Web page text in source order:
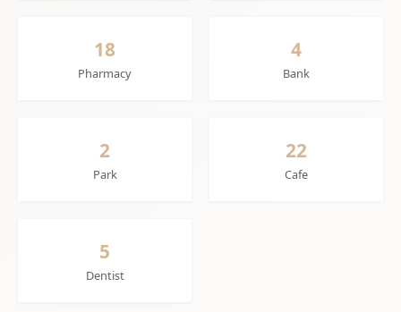
18
Pharmacy
4
Bank
2
Park
22
Cafe
5
Dentist